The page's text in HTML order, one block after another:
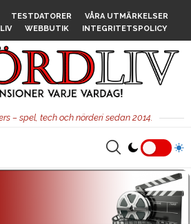
TESTDATORER
VÅRA UTMÄRKELSER
WEBBUTIK INTEGRITETSPOLICY
– spel, tech och nörderi sedan 2014.